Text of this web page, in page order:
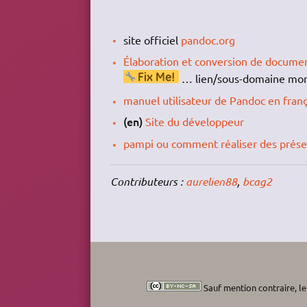
site officiel pandoc.org
Élaboration et conversion de
… lien/sous-domaine
manuel utilisateur de Pandoc en
(en) Site du développeur
pampi ou comment réaliser des
Contributeurs :aurelien88, bcag2
Sauf mention contraire,